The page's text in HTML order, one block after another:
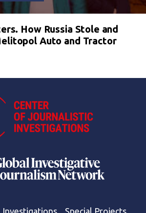
How Russia Stole and
Auto and Tractor
Investigations Special Projects